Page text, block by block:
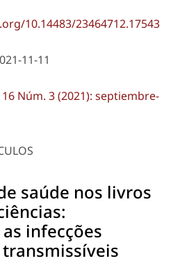
10.14483/23464712.17543
11-11
Núm. 3 (2021): septiembre-
saúde nos livros
infecções